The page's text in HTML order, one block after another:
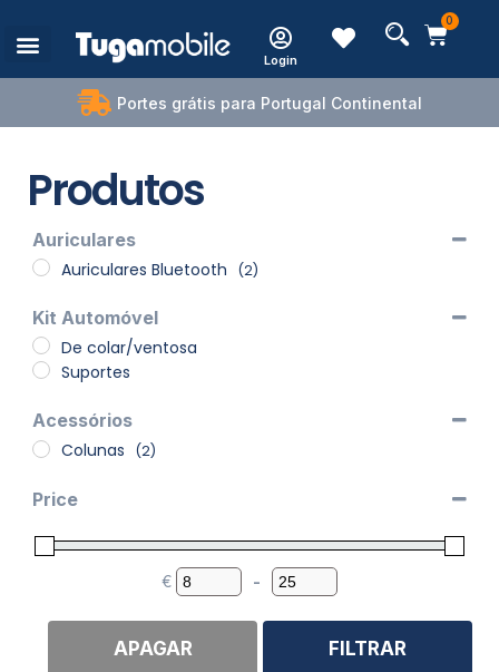
Login
0
Portes grátis para Portugal Continental
Produtos
Auriculares
Auriculares Bluetooth
(2)
Kit Automóvel
De colar/ventosa
Suportes
Acessórios
Colunas
(2)
Price
€ Minimum Price
-Maximum Price
FILTRAR
APAGAR